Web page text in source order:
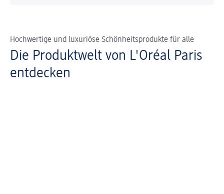
Hochwertige und luxuriöse Schönheitsprodukte für alle
Die Produktwelt von L'Oréal Paris
entdecken